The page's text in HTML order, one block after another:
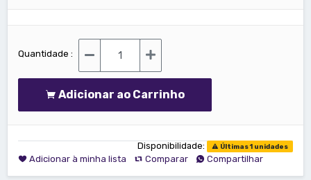
Quantidade :
Adicionar ao Carrinho
Disponibilidade: Últimas 1 unidades
Adicionar à minha lista Comparar Compartilhar